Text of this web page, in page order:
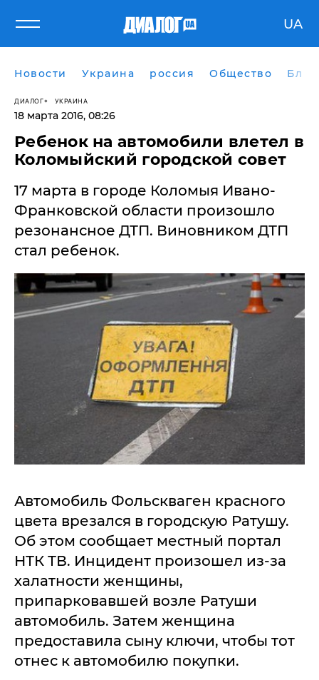
UA
Новости Украина россия Общество
ДИАЛОГ УКРАИНА
18 марта 2016, 08:26
Ребенок на автомобили влетел в
Коломыйский городской совет
17 марта в городе Коломыя Ивано-
Франковской области произошло
резонансное ДТП. Виновником ДТП
стал ребенок.
Автомобиль Фольскваген красного
цвета врезался в городскую Ратушу.
Об этом сообщает местный портал
НТК ТВ. Инцидент произошел из-за
халатности женщины,
припарковавшей возле Ратуши
автомобиль. Затем женщина
предоставила сыну ключи, чтобы тот
отнес к автомобилю покупки.